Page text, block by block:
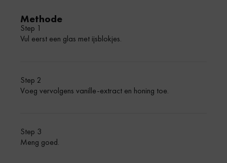
Methode
Step 1
Vul eerst een glas met ijsblokjes.
Step 2
Voeg vervolgens vanille-extract en honing toe.
Step 3
Meng goed.